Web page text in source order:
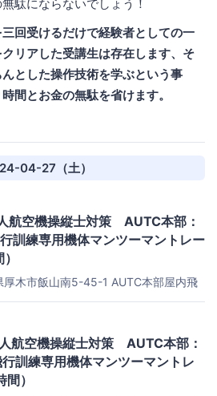
駄にならないでしょう！
回受けるだけで経験者としての一
リアした受講生は存在します、そ
とした操作技術を学ぶという事
間とお金の無駄を省けます。
04-27（土）
航空機操縦士対策 AUTC本部：
訓練専用機体マンツーマントレー
厚木市飯山南5-45-1 AUTC本部屋内飛
航空機操縦士対策 AUTC本部：
訓練専用機体マンツーマントレ
）